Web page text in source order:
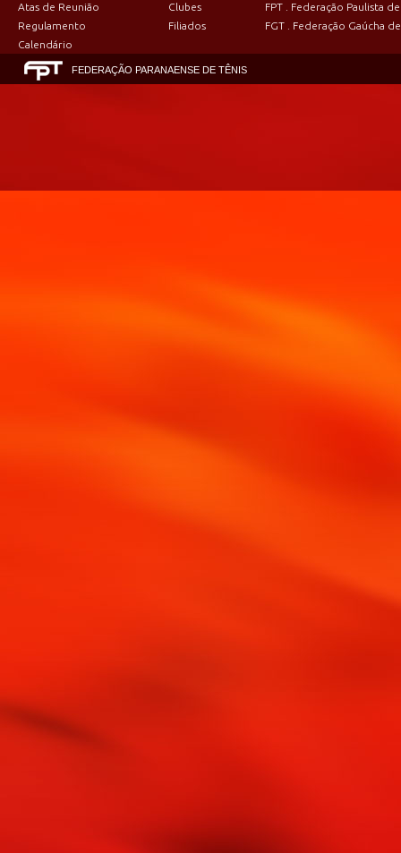
Atas de Reunião
Regulamento
Calendário
Clubes
Filiados
FPT . Federação Paulista
FGT . Federação Gaúcha
FEDERAÇÃO PARANAENSE DE TÊNIS